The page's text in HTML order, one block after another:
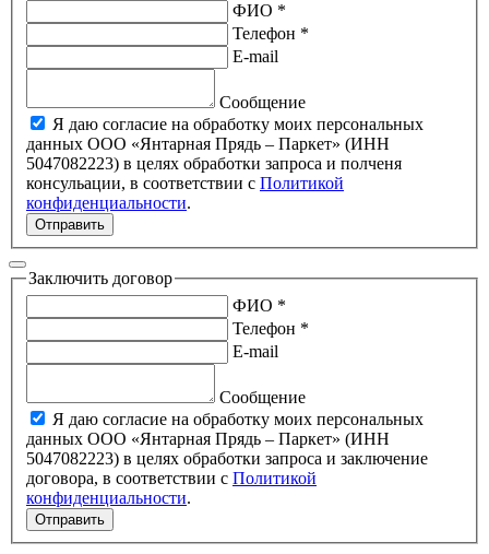
ФИО *
Телефон *
E-mail
Сообщение
Я даю согласие на обработку моих персональных
данных ООО «Янтарная Прядь – Паркет» (ИНН
5047082223) в целях обработки запроса и полченя
консульации, в соответствии с Политикой
конфиденциальности.
Отправить
Заключить договор
ФИО *
Телефон *
E-mail
Сообщение
Я даю согласие на обработку моих персональных
данных ООО «Янтарная Прядь – Паркет» (ИНН
5047082223) в целях обработки запроса и заключение
договора, в соответствии с Политикой
конфиденциальности.
Отправить